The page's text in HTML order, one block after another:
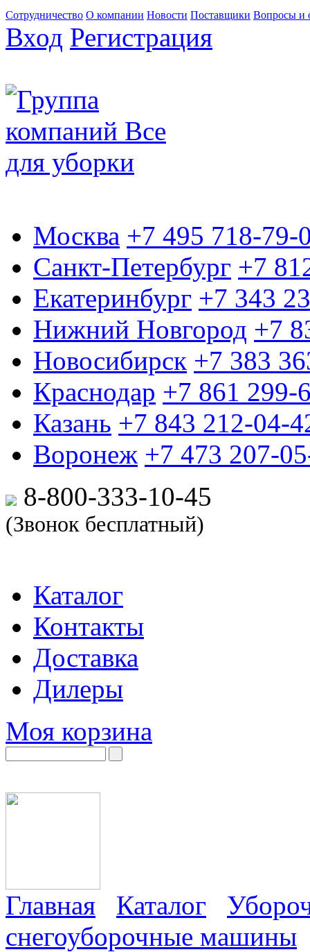
Сотрудничество О компании Новости Поставщики Вопросы и
Вход Регистрация
Москва +7 495 718-79-
Санкт-Петербург +7
Екатеринбург +7 343
Нижний Новгород +7
Новосибирск +7 383
Краснодар +7 861 299-
Казань +7 843 212-04-
Воронеж +7 473 207-
8-800-333-10-45
(Звонок бесплатный)
Каталог
Контакты
Доставка
Дилеры
Моя корзина
Главная Каталог
снегоуборочные машины